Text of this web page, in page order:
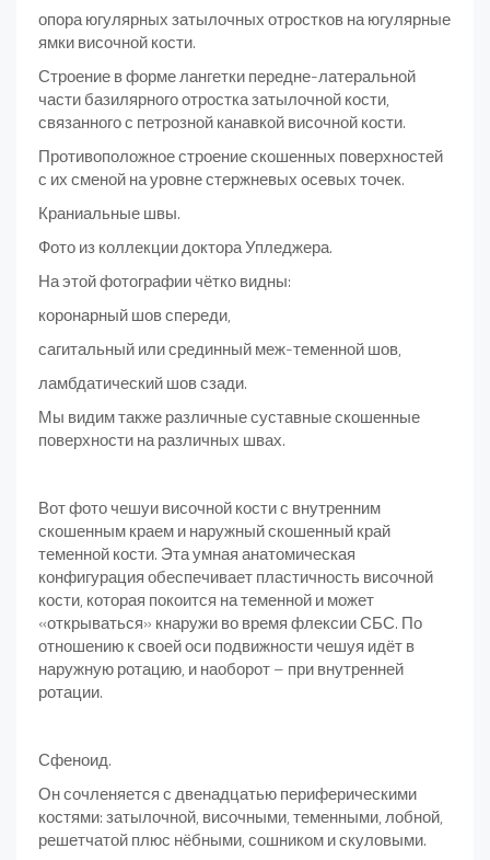
опора югулярных затылочных отростков на югулярные
ямки височной кости.
Строение в форме лангетки передне-латеральной
части базилярного отростка затылочной кости,
связанного с петрозной канавкой височной кости.
Противоположное строение скошенных поверхностей
с их сменой на уровне стержневых осевых точек.
Краниальные швы.
Фото из коллекции доктора Упледжера.
На этой фотографии чётко видны:
коронарный шов спереди,
сагитальный или срединный меж-теменной шов,
ламбдатический шов сзади.
Мы видим также различные суставные скошенные
поверхности на различных швах.
Вот фото чешуи височной кости с внутренним
скошенным краем и наружный скошенный край
теменной кости. Эта умная анатомическая
конфигурация обеспечивает пластичность височной
кости, которая покоится на теменной и может
«открываться» кнаружи во время флексии СБС. По
отношению к своей оси подвижности чешуя идёт в
наружную ротацию, и наоборот – при внутренней
ротации.
Сфеноид.
Он сочленяется с двенадцатью периферическими
костями: затылочной, височными, теменными, лобной,
решетчатой плюс нёбными, сошником и скуловыми.